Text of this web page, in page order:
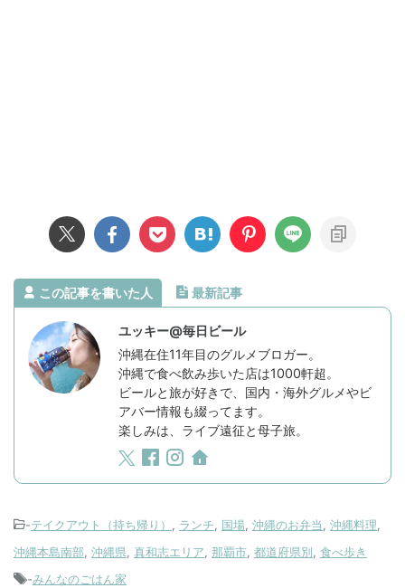
この記事を書いた人 最新記事
ユッキー@毎日ビール
沖縄在住11年目のグルメブロガー。
沖縄で食べ飲み歩いた店は1000軒超。
ビールと旅が好きで、国内・海外グルメやビ
アバー情報も綴ってます。
楽しみは、ライブ遠征と母子旅。
-テイクアウト（持ち帰り） , ランチ, 国場, 沖縄のお弁当, 沖縄料理,
沖縄本島南部, 沖縄県, 真和志エリア, 那覇市, 都道府県別, 食べ歩き
-みんなのごはん家